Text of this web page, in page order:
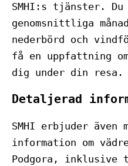
SMHI:s tjänster. Du
genomsnittliga
nederbörd och
få en uppfattning
dig under din resa.
Detaljerad
SMHI erbjuder även
information om
Podgora, inklusive